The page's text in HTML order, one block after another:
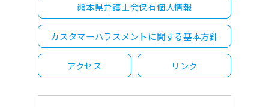
熊本県弁護士会保有個人情報
カスタマーハラスメントに関する基本方針
アクセス リンク